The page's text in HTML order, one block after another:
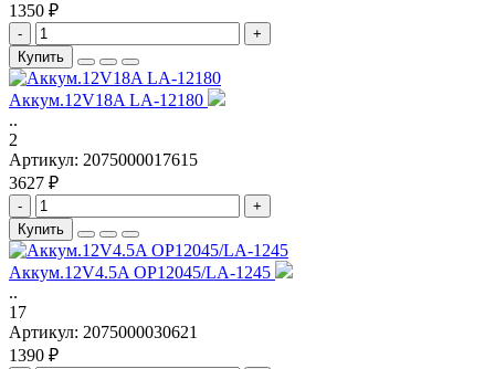
1350 ₽
-
+
Купить
Аккум.12V18A LA-12180
..
2
Артикул: 2075000017615
3627 ₽
-
+
Купить
Аккум.12V4.5A OP12045/LA-1245
..
17
Артикул: 2075000030621
1390 ₽